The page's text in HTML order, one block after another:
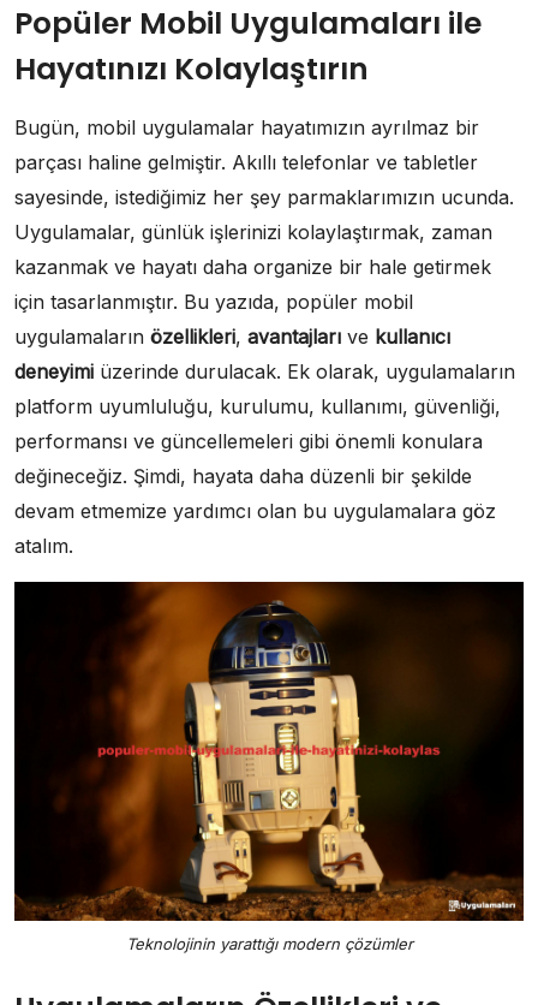
Popüler Mobil Uygulamaları ile
Hayatınızı Kolaylaştırın
Bugün, mobil uygulamalar hayatımızın ayrılmaz bir
parçası haline gelmiştir. Akıllı telefonlar ve tabletler
sayesinde, istediğimiz her şey parmaklarımızın ucunda.
Uygulamalar, günlük işlerinizi kolaylaştırmak, zaman
kazanmak ve hayatı daha organize bir hale getirmek
için tasarlanmıştır. Bu yazıda, popüler mobil
uygulamaların özellikleri, avantajları ve kullanıcı
deneyimi üzerinde durulacak. Ek olarak, uygulamaların
platform uyumluluğu, kurulumu, kullanımı, güvenliği,
performansı ve güncellemeleri gibi önemli konulara
değineceğiz. Şimdi, hayata daha düzenli bir şekilde
devam etmemize yardımcı olan bu uygulamalara göz
atalım.
Teknolojinin yarattığı modern çözümler